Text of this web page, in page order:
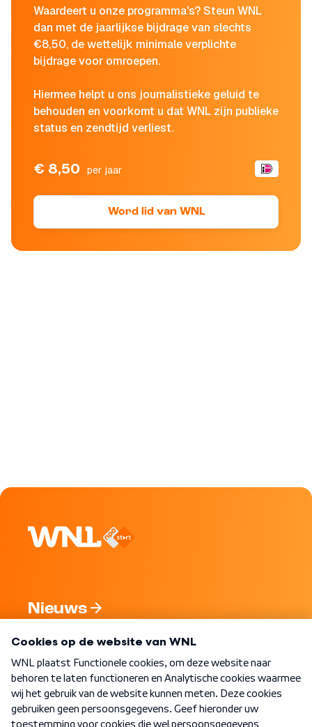
Waardeert u onze programma's? Steun WNL
dan met de jaarlijkse bijdrage van slechts
€8,50, de wettelijk minimale verplichte
bijdrage voor omroepen.
Hiermee helpt u ons journalistieke geluid te
behouden en voorkomt u dat WNL zijn publieke
status en zendtijd verliest.
€ 8,50 per jaar
Word lid van WNL
Nieuws
Nieuwsbrief
Word Lid